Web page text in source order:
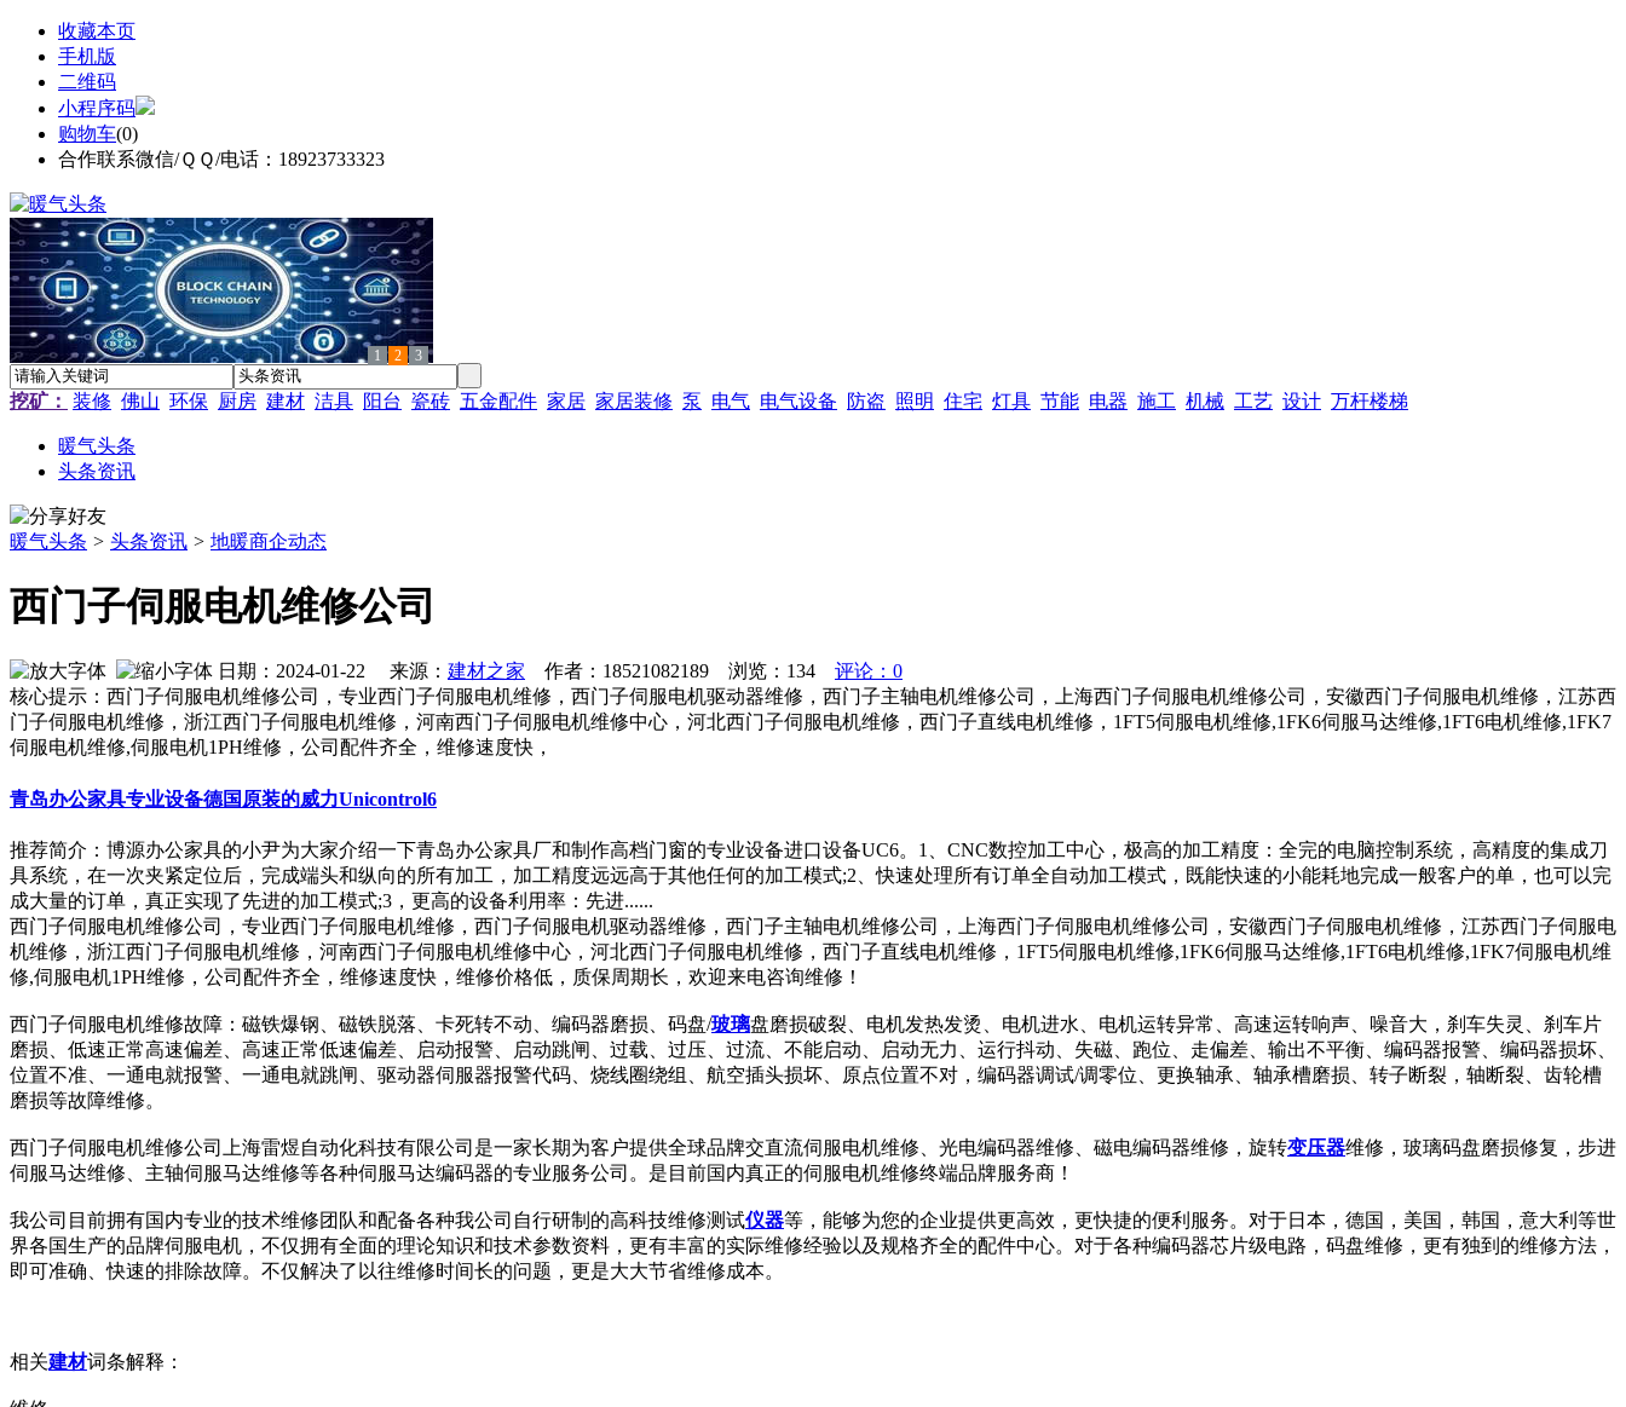
收藏本页
手机版
二维码
小程序码
购物车(0)
合作联系微信/ＱＱ/电话：18923733323
1 2 3
挖矿： 装修 佛山 环保 厨房 建材 洁具 阳台 瓷砖 五金配件 家居 家居装修 泵 电气 电气设备 防盗 照明 住宅 灯具 节能 电器 施工 机械 工艺 设计 万杆楼梯
暖气头条
头条资讯
暖气头条 > 头条资讯 > 地暖商企动态
西门子伺服电机维修公司
日期：2024-01-22 来源： 建材之家 作者：18521082189 浏览： 134
评论：0
核心提示：西门子伺服电机维修公司，专业西门子伺服电机维修，西门子伺服电机驱动器维修，西门子主轴电机维修公司，上海西门子伺服电机维修公司，安徽西门子伺服电机维修，江苏西
门子伺服电机维修，浙江西门子伺服电机维修，河南西门子伺服电机维修中心，河北西门子伺服电机维修，西门子直线电机维修，1FT5伺服电机维修,1FK6伺服马达维修,1FT6电机维修,1FK7
伺服电机维修,伺服电机1PH维修，公司配件齐全，维修速度快，
青岛办公家具专业设备德国原装的威力Unicontrol6
推荐简介：博源办公家具的小尹为大家介绍一下青岛办公家具厂和制作高档门窗的专业设备进口设备UC6。1、CNC数控加工中心，极高的加工精度：全完的电脑控制系统，高精度的集成刀
具系统，在一次夹紧定位后，完成端头和纵向的所有加工，加工精度远远高于其他任何的加工模式;2、快速处理所有订单全自动加工模式，既能快速的小能耗地完成一般客户的单，也可以完
成大量的订单，真正实现了先进的加工模式;3，更高的设备利用率：先进......
西门子伺服电机维修公司，专业西门子伺服电机维修，西门子伺服电机驱动器维修，西门子主轴电机维修公司，上海西门子伺服电机维修公司，安徽西门子伺服电机维修，江苏西门子伺服电
机维修，浙江西门子伺服电机维修，河南西门子伺服电机维修中心，河北西门子伺服电机维修，西门子直线电机维修，1FT5伺服电机维修,1FK6伺服马达维修,1FT6电机维修,1FK7伺服电机维
修,伺服电机1PH维修，公司配件齐全，维修速度快，维修价格低，质保周期长，欢迎来电咨询维修！
西门子伺服电机维修故障：磁铁爆钢、磁铁脱落、卡死转不动、编码器磨损、码盘/玻璃盘磨损破裂、电机发热发烫、电机进水、电机运转异常、高速运转响声、噪音大，刹车失灵、刹车片
磨损、低速正常高速偏差、高速正常低速偏差、启动报警、启动跳闸、过载、过压、过流、不能启动、启动无力、运行抖动、失磁、跑位、走偏差、输出不平衡、编码器报警、编码器损坏、
位置不准、一通电就报警、一通电就跳闸、驱动器伺服器报警代码、烧线圈绕组、航空插头损坏、原点位置不对，编码器调试/调零位、更换轴承、轴承槽磨损、转子断裂，轴断裂、齿轮槽
磨损等故障维修。
西门子伺服电机维修公司上海雷煜自动化科技有限公司是一家长期为客户提供全球品牌交直流伺服电机维修、光电编码器维修、磁电编码器维修，旋转变压器维修，玻璃码盘磨损修复，步进
伺服马达维修、主轴伺服马达维修等各种伺服马达编码器的专业服务公司。是目前国内真正的伺服电机维修终端品牌服务商！
我公司目前拥有国内专业的技术维修团队和配备各种我公司自行研制的高科技维修测试仪器等，能够为您的企业提供更高效，更快捷的便利服务。对于日本，德国，美国，韩国，意大利等世
界各国生产的品牌伺服电机，不仅拥有全面的理论知识和技术参数资料，更有丰富的实际维修经验以及规格齐全的配件中心。对于各种编码器芯片级电路，码盘维修，更有独到的维修方法，
即可准确、快速的排除故障。不仅解决了以往维修时间长的问题，更是大大节省维修成本。
相关建材词条解释：